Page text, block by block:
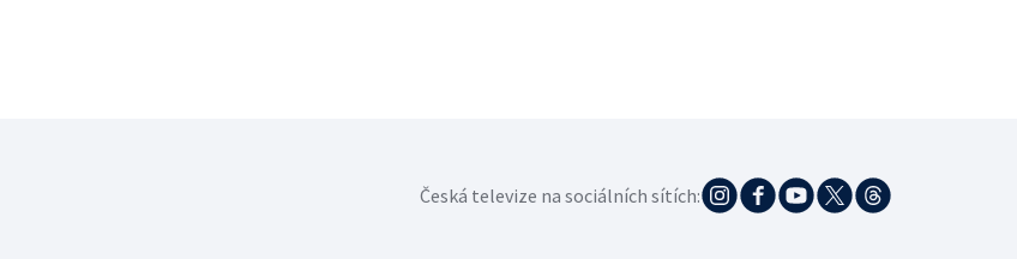
Česká televize na sociálních sítích: